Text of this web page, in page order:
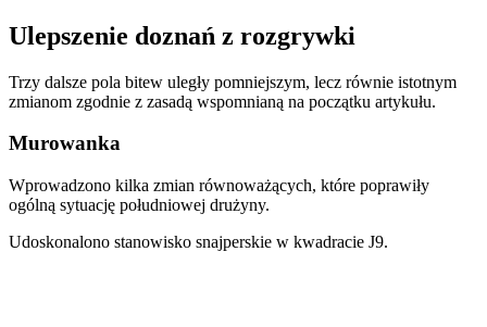
Ulepszenie doznań z rozgrywki
Trzy dalsze pola bitew uległy pomniejszym, lecz równie istotnym
zmianom zgodnie z zasadą wspomnianą na początku artykułu.
Murowanka
Wprowadzono kilka zmian równoważących, które poprawiły
ogólną sytuację południowej drużyny.
Udoskonalono stanowisko snajperskie w kwadracie J9.